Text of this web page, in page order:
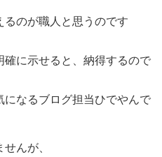
るのが職人と思うのです
確に示せると、納得するので
なるブログ担当ひでやんで
んが、